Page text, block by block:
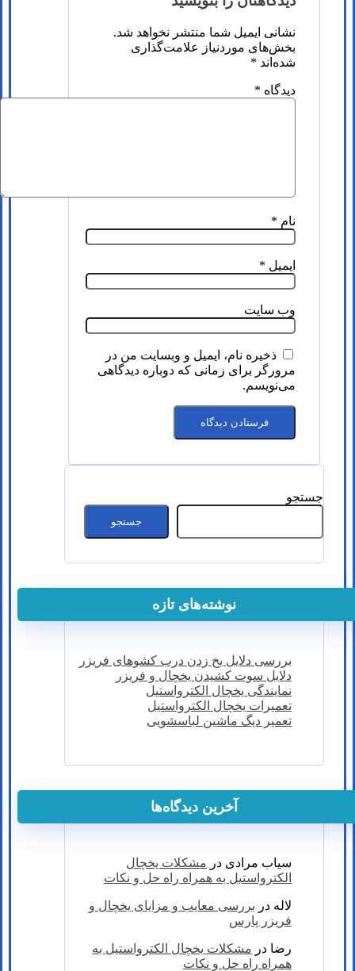
نشانی ایمیل شما منتشر نخواهد شد.
بخش‌های موردنیاز علامت‌گذاری
شده‌اند *
دیدگاه *
نام *
ایمیل *
وب‌ سایت
ذخیره نام، ایمیل و وبسایت من در
مرورگر برای زمانی که دوباره دیدگاهی
می‌نویسم.
جستجو
جستجو
نوشته‌های تازه
بررسی دلایل یخ زدن درب کشوهای فریزر
دلایل سوت کشیدن یخچال و فریزر
نمایندگی یخچال الکترواستیل
تعمیرات یخچال الکترواستیل
تعمیر دیگ ماشین لباسشویی
آخرین دیدگاه‌ها
سیاب مرادی در مشکلات یخچال
الکترواستیل به همراه راه حل و نکات
لاله در بررسی معایب و مزایای یخچال و
فریزر پارس
رضا در مشکلات یخچال الکترواستیل به
همراه راه حل و نکات